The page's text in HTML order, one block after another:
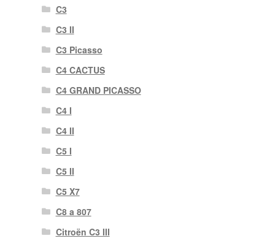
C3
C3 II
C3 Picasso
C4 CACTUS
C4 GRAND PICASSO
C4 I
C4 II
C5 I
C5 II
C5 X7
C8 a 807
Citroën C3 III